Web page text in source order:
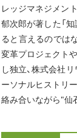
レッジマネジメン
郁次郎が著した「
ると言えるのでは
変革プロジェクト
し独立、株式会社
ーソナルヒストリ
絡み合いながら"仙